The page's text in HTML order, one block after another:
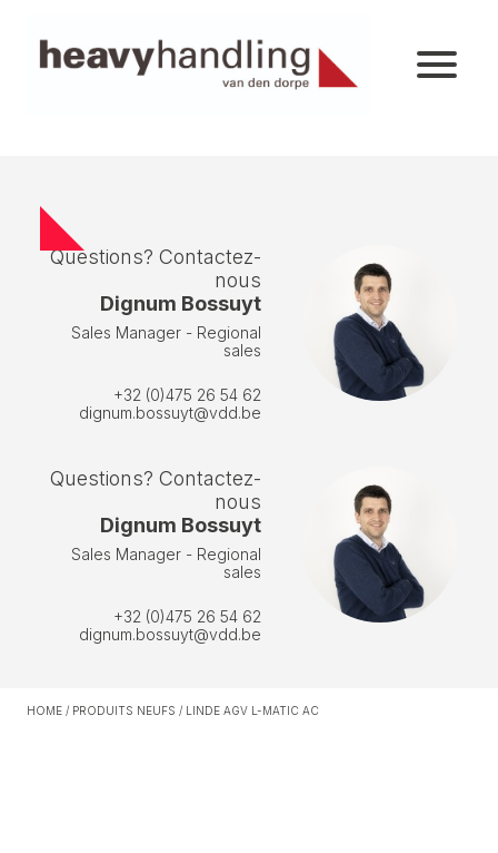
Questions? Contactez-
nous
Dignum Bossuyt
Sales Manager - Regional
sales
+32 (0)475 26 54 62
dignum.bossuyt@vdd.be
Questions? Contactez-
nous
Dignum Bossuyt
Sales Manager - Regional
sales
+32 (0)475 26 54 62
dignum.bossuyt@vdd.be
HOME / PRODUITS NEUFS / LINDE AGV L-MATIC AC